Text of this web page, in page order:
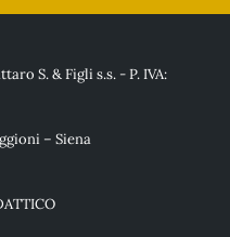
S. & Figli s.s. - P. IVA:
– Siena